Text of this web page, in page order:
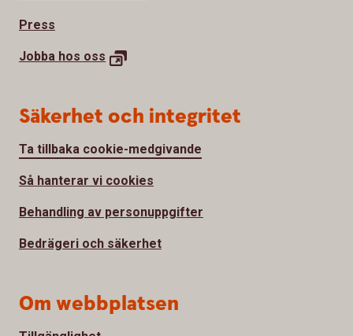
Press
Jobba hos oss
Säkerhet och integritet
Ta tillbaka cookie-medgivande
Så hanterar vi cookies
Behandling av personuppgifter
Bedrägeri och säkerhet
Om webbplatsen